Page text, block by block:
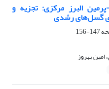
البرز مرکزی: تجزیه و
گسل‌های رشدی
147-156
بهروز